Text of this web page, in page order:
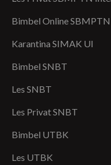
Bimbel Online SBMPTN
Karantina SIMAK UI
Bimbel SNBT
Les SNBT
Les Privat SNBT
Bimbel UTBK
Les UTBK